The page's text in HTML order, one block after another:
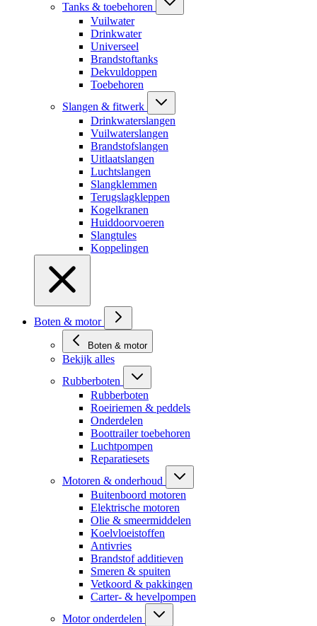
Tanks & toebehoren
Vuilwater
Drinkwater
Universeel
Brandstoftanks
Dekvuldoppen
Toebehoren
Slangen & fitwerk
Drinkwaterslangen
Vuilwaterslangen
Brandstofslangen
Uitlaatslangen
Luchtslangen
Slangklemmen
Terugslagkleppen
Kogelkranen
Huiddoorvoeren
Slangtules
Koppelingen
Boten & motor
Boten & motor
Bekijk alles
Rubberboten
Rubberboten
Roeiriemen & peddels
Onderdelen
Boottrailer toebehoren
Luchtpompen
Reparatiesets
Motoren & onderhoud
Buitenboord motoren
Elektrische motoren
Olie & smeermiddelen
Koelvloeistoffen
Antivries
Brandstof additieven
Smeren & spuiten
Vetkoord & pakkingen
Carter- & hevelpompen
Motor onderdelen